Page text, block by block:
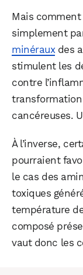
Mais
simplement
minérauxdes
stimulent les
contre
cancéreuses.
À l’inverse,
pourraient
le cas des
toxiques
température
composé
vaut donc les